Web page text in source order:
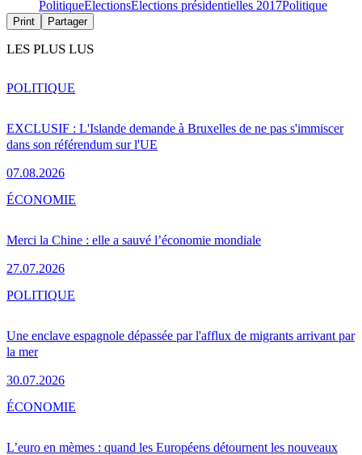
PolitiqueÉlectionsÉlections présidentielles 2017Politique
Print Partager
LES PLUS LUS
EXCLUSIF : L'Islande demande à Bruxelles de ne pas s'immiscer
dans son référendum sur l'UE
07.08.2026
POLITIQUE
Merci la Chine : elle a sauvé l’économie mondiale
27.07.2026
ÉCONOMIE
Une enclave espagnole dépassée par l'afflux de migrants arrivant par
la mer
30.07.2026
POLITIQUE
L’euro en mèmes : quand les Européens détournent les nouveaux
ÉCONOMIE